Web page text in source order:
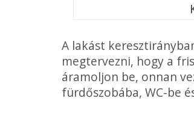
A lakást
megtervezni, hogy a
áramol­jon be, onnan
fürdőszobába, WC-be